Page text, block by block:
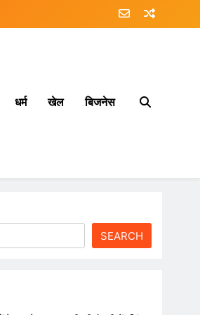
धर्म खेल बिजनेस
SEARCH